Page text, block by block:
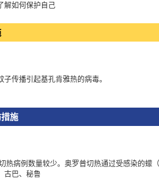
解如何保护自己
传播引起基孔肯雅热的病毒。
施
热病例数量较少。奥罗普切热通过受感染的
古巴、秘鲁